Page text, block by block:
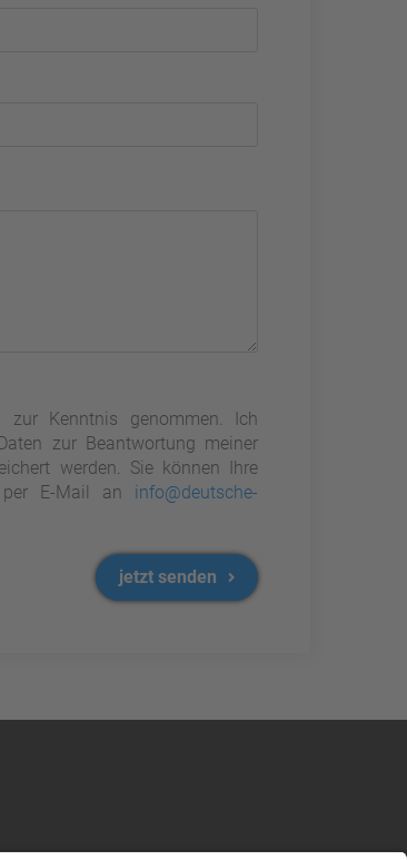
zur Kenntnis genommen. Ich
zur Beantwortung meiner
werden. Sie können Ihre
E-Mail an info@deutsche-
jetzt senden